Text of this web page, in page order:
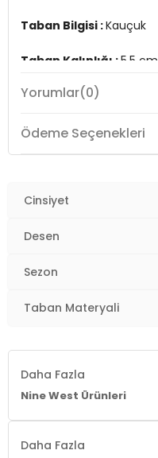
Taban Bilgisi :Kauçuk
Taban Kalınlığı :5,5 cm
Üretim Yeri :Çin
Yorumlar(0)
Ödeme Seçenekleri
Cinsiyet
Desen
Sezon
Taban Materyali
Daha Fazla
Nine West Ürünleri
Daha Fazla